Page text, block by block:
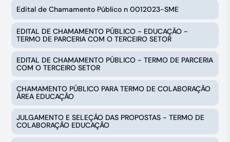
Edital de Chamamento Público n 0012023-SME
EDITAL DE CHAMAMENTO PÚBLICO - EDUCAÇÃO -
TERMO DE PARCERIA COM O TERCEIRO SETOR
EDITAL DE CHAMAMENTO PÚBLICO - TERMO DE PARCERIA
COM O TERCEIRO SETOR
CHAMAMENTO PÚBLICO PARA TERMO DE COLABORAÇÃO
ÁREA EDUCAÇÃO
JULGAMENTO E SELEÇÃO DAS PROPOSTAS - TERMO DE
COLABORAÇÃO EDUCAÇÃO